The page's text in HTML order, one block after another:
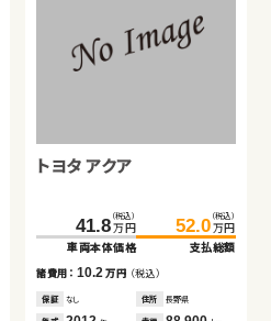
トヨタ アクア
41.8 （税込）
万円
車両本体価格
52.0 （税込）
万円
支払総額
諸費用： 10.2万円 （税込）
保証 なし 住所 長野県
トヨタ プリウス アルファ
108.0 （税込）
万円
車両本体価格
120.7 （税込）
万円
支払総額
諸費用： 12.7万円 （税込）
保証 あり 住所 熊本県
222.3（税込）
万円
諸費用：11.3万円（税込）
なし
年式 2016年 走行
排気 2,500 整備 なし